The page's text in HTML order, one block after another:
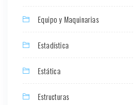
Equipo y Maquinarias
Estadística
Estática
Estructuras